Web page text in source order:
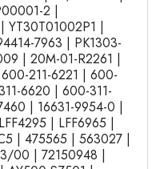
2 |
YT30T01002P1 |
7963 | PK1303-
| 20M-01-R2261 |
211-6221 | 600-
6620 | 600-311-
| 16631-9954-0 |
| LFF6965 |
| 475565 | 563027 |
00 | 72150948 |